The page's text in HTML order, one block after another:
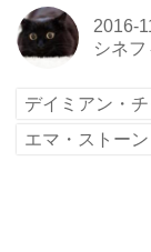
2016-
シネ
デイミアン・
エマ・ストーン